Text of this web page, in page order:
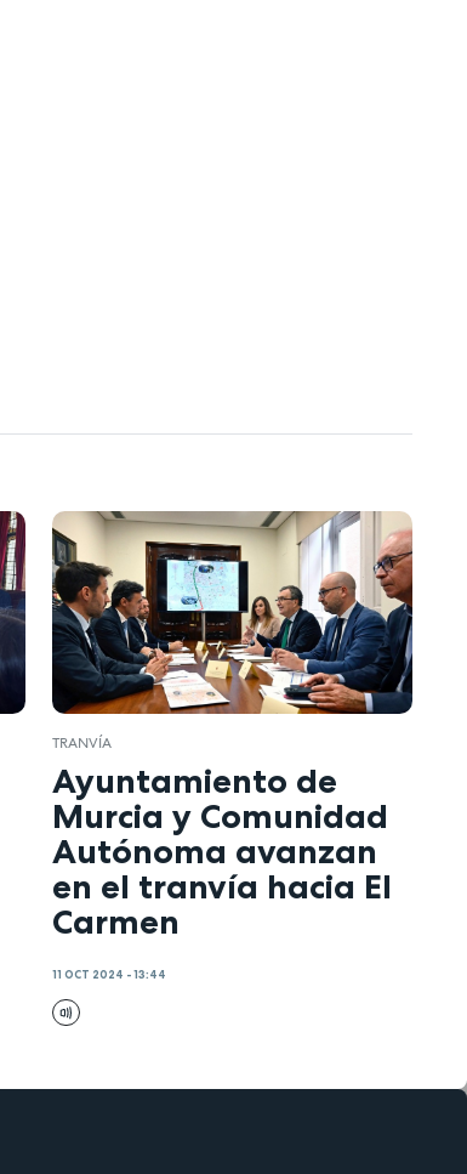
TRANVÍA
Ayuntamiento de
Murcia y Comunidad
Autónoma avanzan
en el tranvía hacia El
Carmen
11 OCT 2024 - 13:44